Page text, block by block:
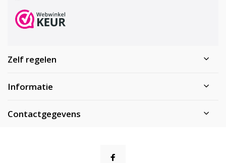
Zelf regelen
Informatie
Contactgegevens